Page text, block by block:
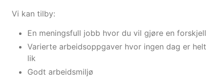
Vi kan tilby:
En meningsfull jobb hvor du vil gjøre en forskjell
Varierte arbeidsoppgaver hvor ingen dag er helt
lik
Godt arbeidsmiljø